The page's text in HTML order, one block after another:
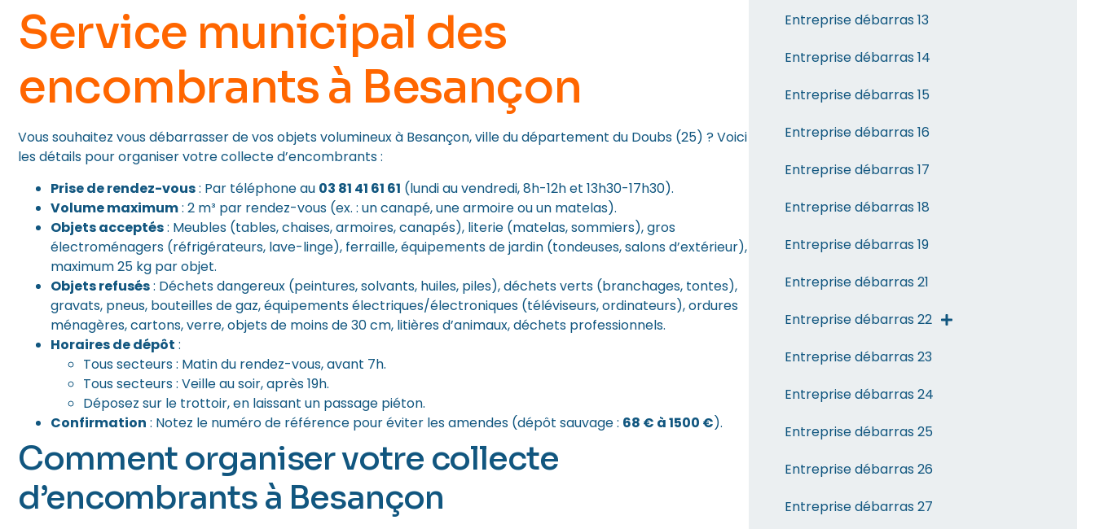
Service municipal des
encombrants à Besançon
Vous souhaitez vous débarrasser de vos objets volumineux à Besançon, ville du département du Doubs (25) ? Voici
les détails pour organiser votre collecte d’encombrants :
Prise de rendez-vous: Par téléphone au 03 81 41 61 61 (lundi au vendredi, 8h-12h et 13h30-17h30).
Volume maximum: 2 m³ par rendez-vous (ex. : un canapé, une armoire ou un matelas).
Objets acceptés: Meubles (tables, chaises, armoires, canapés), literie (matelas, sommiers), gros
électroménagers (réfrigérateurs, lave-linge), ferraille, équipements de jardin (tondeuses, salons d’extérieur),
maximum 25 kg par objet.
Objets refusés: Déchets dangereux (peintures, solvants, huiles, piles), déchets verts (branchages, tontes),
gravats, pneus, bouteilles de gaz, équipements électriques/électroniques (téléviseurs, ordinateurs), ordures
ménagères, cartons, verre, objets de moins de 30 cm, litières d’animaux, déchets professionnels.
Horaires de dépôt :
Tous secteurs : Matin du rendez-vous, avant 7h.
Tous secteurs : Veille au soir, après 19h.
Déposez sur le trottoir, en laissant un passage piéton.
Confirmation : Notez le numéro de référence pour éviter les amendes (dépôt sauvage : 68 € à 1500 €).
Comment organiser votre collecte
d’encombrants à Besançon
Entreprise débarras 13
Entreprise débarras 14
Entreprise débarras 15
Entreprise débarras 16
Entreprise débarras 17
Entreprise débarras 18
Entreprise débarras 19
Entreprise débarras 21
Entreprise débarras 22
Entreprise débarras 23
Entreprise débarras 24
Entreprise débarras 25
Entreprise débarras 26
Entreprise débarras 27